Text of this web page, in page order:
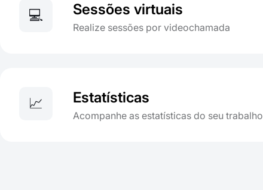
💻 Sessões virtuais
Realize sessões por videochamada
📈 Estatísticas
Acompanhe as estatísticas do seu trabalho